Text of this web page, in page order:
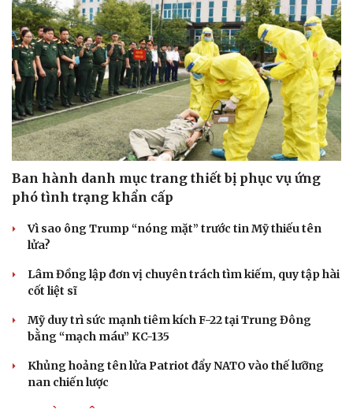
Doanh nghiệp
Thông tin doanh nghiệp
Doanh nhân
Vì cộng đồng
Công nghệ
Trải nghiệm
Ban hành danh mục trang thiết bị phục vụ ứng
phó tình trạng khẩn cấp
Vì sao ông Trump “nóng mặt” trước tin Mỹ thiếu tên
lửa?
Lâm Đồng lập đơn vị chuyên trách tìm kiếm, quy tập hài
cốt liệt sĩ
Mỹ duy trì sức mạnh tiêm kích F-22 tại Trung Đông
bằng “mạch máu” KC-135
Khủng hoảng tên lửa Patriot đẩy NATO vào thế lưỡng
nan chiến lược